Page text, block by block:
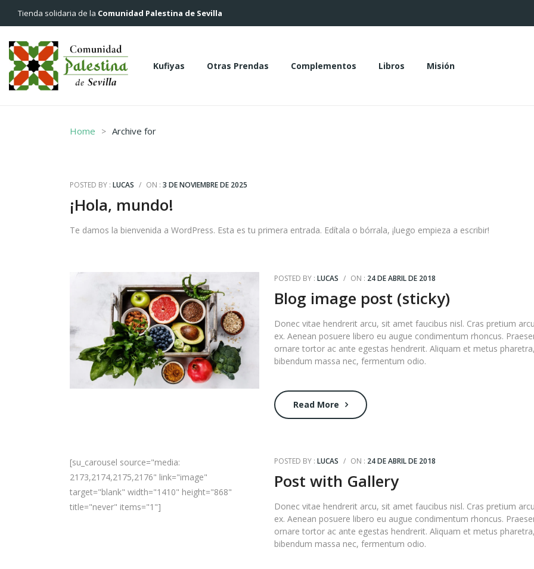
Tienda solidaria de la Comunidad Palestina de Sevilla
Kufiyas Otras Prendas Complementos Libros Misión
Home Archive for
POSTED BY : LUCAS / ON : 3 DE NOVIEMBRE DE 2025
¡Hola, mundo!
Te damos la bienvenida a WordPress. Esta es tu primera entrada. Edítala o bórrala, ¡luego empieza a escribir!
POSTED BY : LUCAS / ON : 24 DE ABRIL DE 2018
Blog image post (sticky)
Donec vitae hendrerit arcu, sit amet faucibus nisl. Cras pretium arcu
ex. Aenean posuere libero eu augue condimentum rhoncus.
ornare tortor ac ante egestas hendrerit. Aliquam et metus pharetra,
bibendum massa nec, fermentum odio.
Read More
[su_carousel source="media:
2173,2174,2175,2176" link="image"
target="blank" width="1410" height="868"
title="never" items="1"]
POSTED BY : LUCAS / ON : 24 DE ABRIL DE 2018
Post with Gallery
Donec vitae hendrerit arcu, sit amet faucibus nisl. Cras pretium arcu
ex. Aenean posuere libero eu augue condimentum rhoncus.
ornare tortor ac ante egestas hendrerit. Aliquam et metus pharetra,
bibendum massa nec, fermentum odio.